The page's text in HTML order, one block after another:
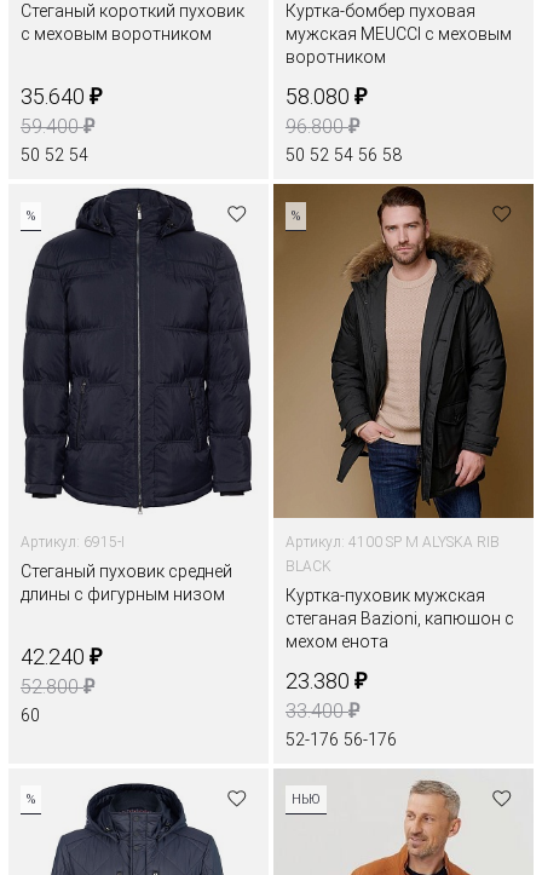
Стеганый короткий пуховик
с меховым воротником
35.640 ₽
59.400₽
50 52 54
Куртка-бомбер пуховая
мужская MEUCCI с меховым
воротником
58.080 ₽
96.800₽
50 52 54 56 58
%
Артикул: 6915-I
Стеганый пуховик средней
длины с фигурным низом
42.240 ₽
52.800₽
60
%
Артикул: 4100 SP M ALYSKA RIB
BLACK
Куртка-пуховик мужская
стеганая Bazioni, капюшон с
мехом енота
23.380 ₽
33.400₽
52-176 56-176
% НЬЮ